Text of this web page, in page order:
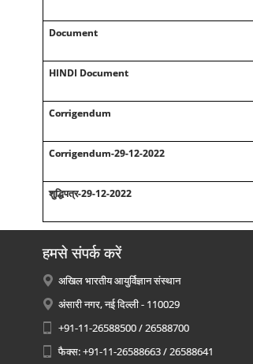
Document
HINDI Document
Corrigendum
Corrigendum-29-12-2022
शुद्धिपत्र-29-12-2022
हमसे संपर्क करें
अखिल भारतीय आयुर्विज्ञान संस्थान
अंसारी नगर, नई दिल्ली - 110029
+91-11-26588500 / 26588700
फैक्स: +91-11-26588663 / 26588641